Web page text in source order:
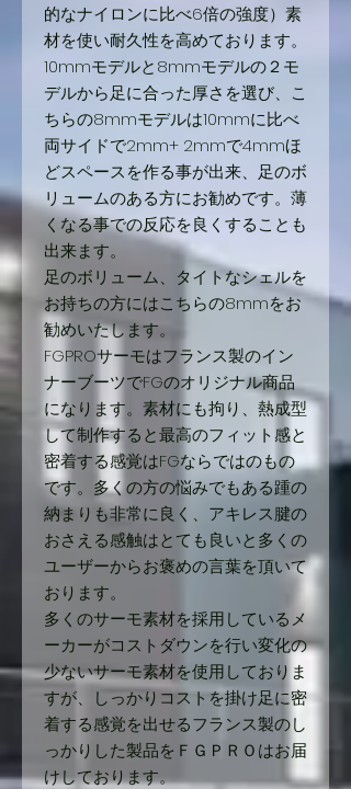
的なナイロンに比べ6倍の強度）素
材を使い耐久性を高めております。
10mmモデルと8mmモデルの２モ
デルから足に合った厚さを選び、こ
ちらの8mmモデルは10mmに比べ
両サイドで2mm+ 2mmで4mmほ
どスペースを作る事が出来、足のボ
リュームのある方にお勧めです。薄
くなる事での反応を良くすることも
出来ます。
足のボリューム、タイトなシェルを
お持ちの方にはこちらの8mmをお
勧めいたします。
FGPROサーモはフランス製のイン
ナーブーツでFGのオリジナル商品
になります。素材にも拘り、熱成型
して制作すると最高のフィット感と
密着する感覚はFGならではのもの
です。多くの方の悩みでもある踵の
納まりも非常に良く、アキレス腱の
おさえる感触はとても良いと多くの
ユーザーからお褒めの言葉を頂いて
おります。
多くのサーモ素材を採用しているメ
ーカーがコストダウンを行い変化の
少ないサーモ素材を使用しておりま
すが、しっかりコストを掛け足に密
着する感覚を出せるフランス製のし
っかりした製品をＦＧＰＲＯはお届
けしております。